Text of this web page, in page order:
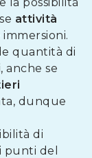
attività
quantità di
anche se
dunque
di
punti del